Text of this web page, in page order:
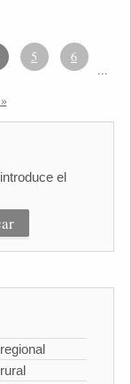
5 6
...
el